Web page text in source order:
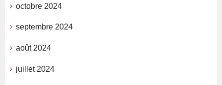
octobre 2024
septembre 2024
août 2024
juillet 2024